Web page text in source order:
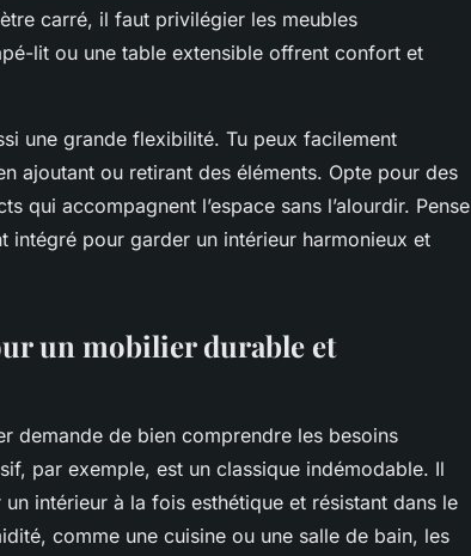
carré, il faut privilégier les meubles
lit ou une table extensible offrent confort et
une grande flexibilité. Tu peux facilement
ajoutant ou retirant des éléments. Opte pour des
qui accompagnent l’espace sans l’alourdir. Pense
intégré pour garder un intérieur harmonieux et
un mobilier durable et
demande de bien comprendre les besoins
par exemple, est un classique indémodable. Il
intérieur à la fois esthétique et résistant dans le
comme une cuisine ou une salle de bain, les